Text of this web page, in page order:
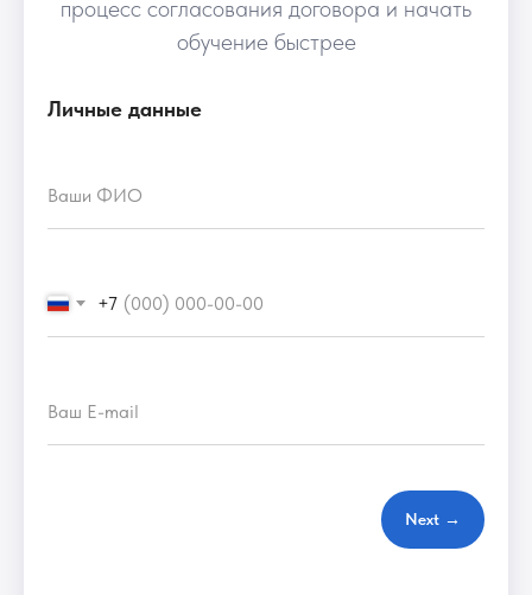
процесс согласования договора и начать
обучение быстрее
Личные данные
Ваши ФИО
+7
Ваш E-mail
Next →